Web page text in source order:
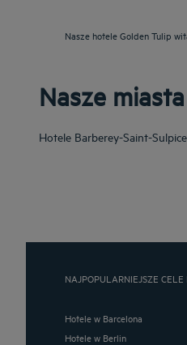
Nasze hotele Golden Tulip
Nasze
Hotele Barberey-Saint-Sulpice
NAJPOPULARNIEJSZE CELE
Hotele w Barcelona
Hotele w Berlin